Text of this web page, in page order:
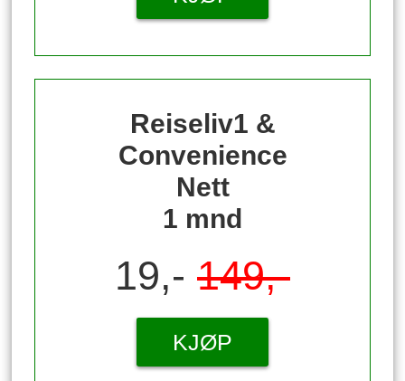
Reiseliv1 &
Convenience
Nett
1 mnd
19,- 149,-
KJØP